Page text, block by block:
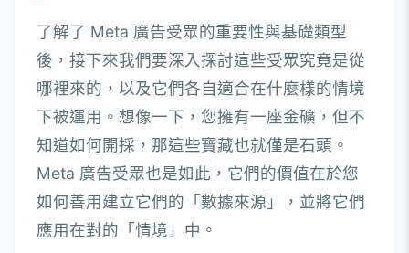
了解了 Meta 廣告受眾的重要性與基礎類型
後，接下來我們要深入探討這些受眾究竟是從
哪裡來的，以及它們各自適合在什麼樣的情境
下被運用。想像一下，您擁有一座金礦，但不
知道如何開採，那這些寶藏也就僅是石頭。
Meta 廣告受眾也是如此，它們的價值在於您
如何善用建立它們的「數據來源」，並將它們
應用在對的「情境」中。